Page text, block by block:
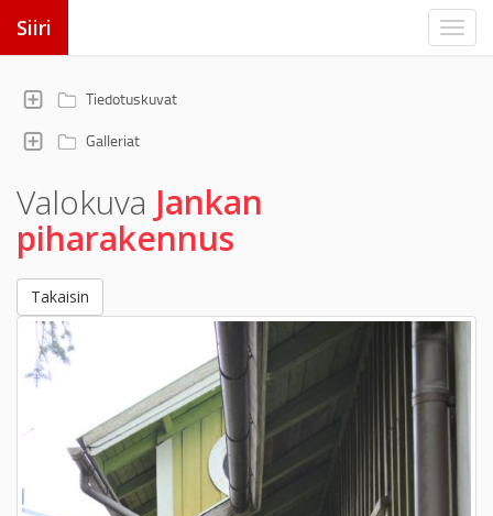
Siiri
Tiedotuskuvat
Galleriat
Valokuva Jankan
piharakennus
Takaisin